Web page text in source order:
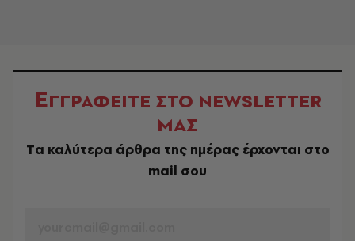
ΕΓΓΡΑΦΕΙΤΕ ΣΤΟ NEWSLETTER
ΜΑΣ
Tα καλύτερα άρθρα της ημέρας έρχονται στο
mail σου